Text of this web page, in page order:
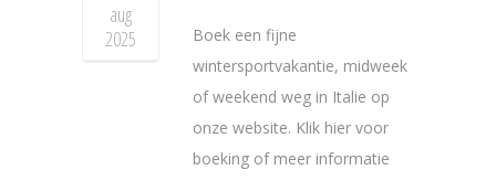
aug
2025
Boek een fijne
wintersportvakantie, midweek
of weekend weg in Italie op
onze website. Klik hier voor
boeking of meer informatie